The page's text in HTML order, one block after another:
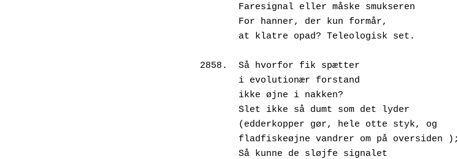
       Faresignal eller måske smukseren
       For hanner, der kun formår,
       at klatre opad? Teleologisk set.
2858.  Så hvorfor fik spætter
       i evolutionær forstand
       ikke øjne i nakken?
       Slet ikke så dumt som det lyder
       (edderkopper gør, hele otte styk, og
       fladfiskeøjne vandrer om på oversiden );
       Så kunne de sløjfe signalet